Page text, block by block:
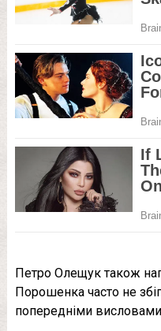
Петро Олещук також
Порошенка часто не
попередніми